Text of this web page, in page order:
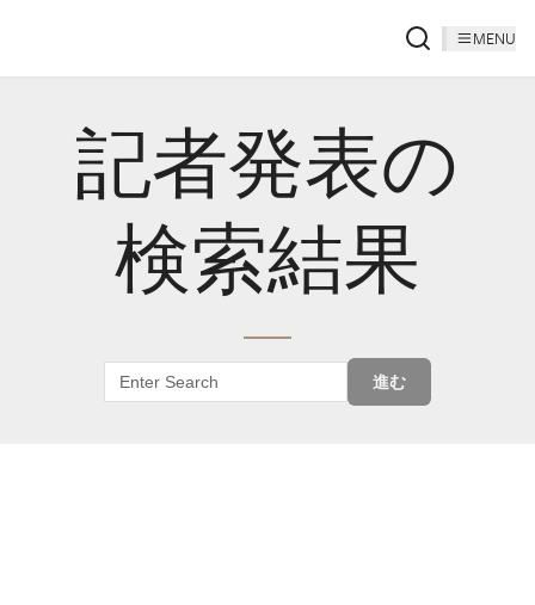
MENU
記者発表の
検索結果
進む